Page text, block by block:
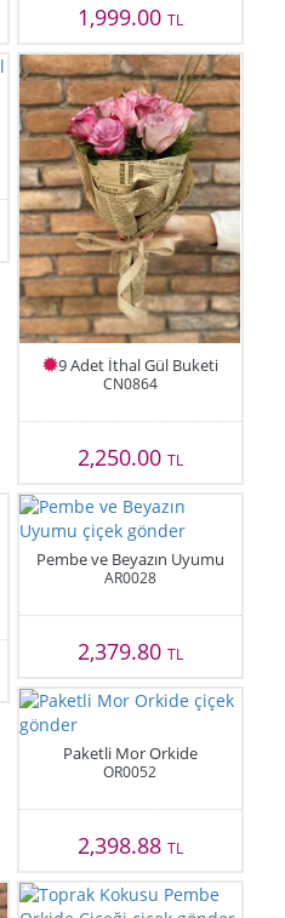
1,999.00 TL
9 Adet İthal Gül Buketi
CN0864
2,250.00 TL
Pembe ve Beyazın Uyumu
AR0028
2,379.80 TL
Paketli Mor Orkide
OR0052
2,398.88 TL